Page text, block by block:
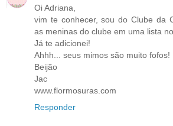
Oi Adriana,
vim te conhecer, sou do Clube da
as meninas do clube em uma lista
Já te adicionei!
Ahhh... seus mimos são muito fofos!
Beijão
Jac
www.flormosuras.com
Responder